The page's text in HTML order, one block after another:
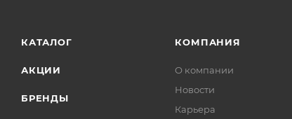
КАТАЛОГ
АКЦИИ
БРЕНДЫ
КОМПАНИЯ
О компании
Новости
Карьера